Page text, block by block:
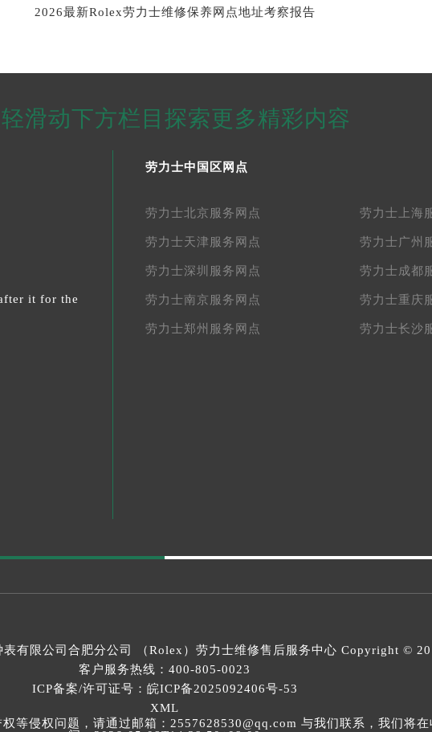
2026最新Rolex劳力士维修保养网点地址考察报告
滑动下方栏目探索更多精彩内容
it for the
劳力士中国区网点
劳力士北京服务网点 劳力士上海
劳力士天津服务网点 劳力士广州
劳力士深圳服务网点 劳力士成都
劳力士南京服务网点 劳力士重庆
劳力士郑州服务网点 劳力士长沙
有限公司合肥分公司 （Rolex） 劳力士维修售后服务中心 Copyright ©
客户服务热线： 400-805-0023
ICP备案/许可证号：皖ICP备2025092406号-53
XML
等侵权问题，请通过邮箱：2557628530@qq.com 与我们联系，我们将